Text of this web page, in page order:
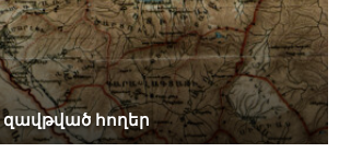
զավթված հողեր